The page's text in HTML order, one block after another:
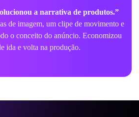
a narrativa de produtos.”
de imagem, um clipe de movimento e
o conceito do anúncio. Economizou
ida e volta na produção.